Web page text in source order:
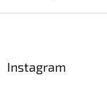
Instagram